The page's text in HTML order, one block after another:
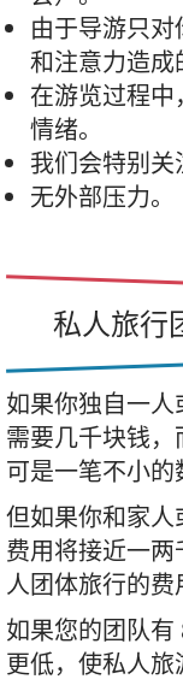
由于导游只
和注意力造成
在游览过程
情绪。
我们会特别关
无外部压力。
私人旅行
如果你独自一
需要几千块钱
可是一笔不小的
但如果你和家
费用将接近一
人团体旅行的费
如果您的团队
更低，使私人旅